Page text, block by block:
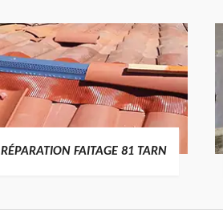
RÉPARATION FAITAGE 81 TARN